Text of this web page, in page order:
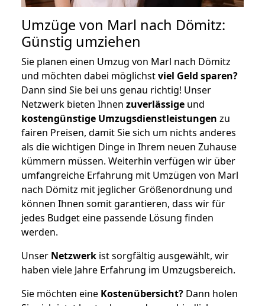
Umzüge von Marl nach Dömitz:
Günstig umziehen
Sie planen einen Umzug von Marl nach Dömitz
und möchten dabei möglichstviel Geld sparen?
Dann sind Sie bei uns genau richtig! Unser
Netzwerk bieten Ihnen zuverlässige und
kostengünstige Umzugsdienstleistungen zu
fairen Preisen, damit Sie sich um nichts anderes
als die wichtigen Dinge in Ihrem neuen Zuhause
kümmern müssen. Weiterhin verfügen wir über
umfangreiche Erfahrung mit Umzügen von Marl
nach Dömitz mit jeglicher Größenordnung und
können Ihnen somit garantieren, dass wir für
jedes Budget eine passende Lösung finden
werden.
Unser Netzwerk ist sorgfältig ausgewählt, wir
haben viele Jahre Erfahrung im Umzugsbereich.
Sie möchten eine Kostenübersicht? Dann holen